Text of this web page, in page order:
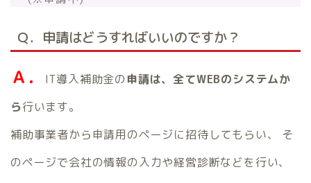
Ｑ．申請はどうすればいいのですか？
Ａ． IT導入補助金の 申請は、全てWEBのシステムか
ら行います。
補助事業者から申請用のページに招待してもらい、 そ
のページで会社の情報の入力や経営診断などを行い、